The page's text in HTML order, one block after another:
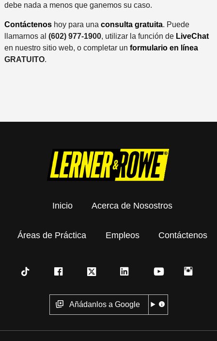
debe nada a menos que ganemos su caso.
Contáctenoshoy para una consulta gratuita. Puede
llamarnos al (602) 977-1900, utilizar la función de LiveChat
en nuestro sitio web, o completar un formulario en línea
GRATUITO.
Inicio Acerca de Nosostros
Áreas de Práctica Empleos Contáctenos
Añádanlos a Google